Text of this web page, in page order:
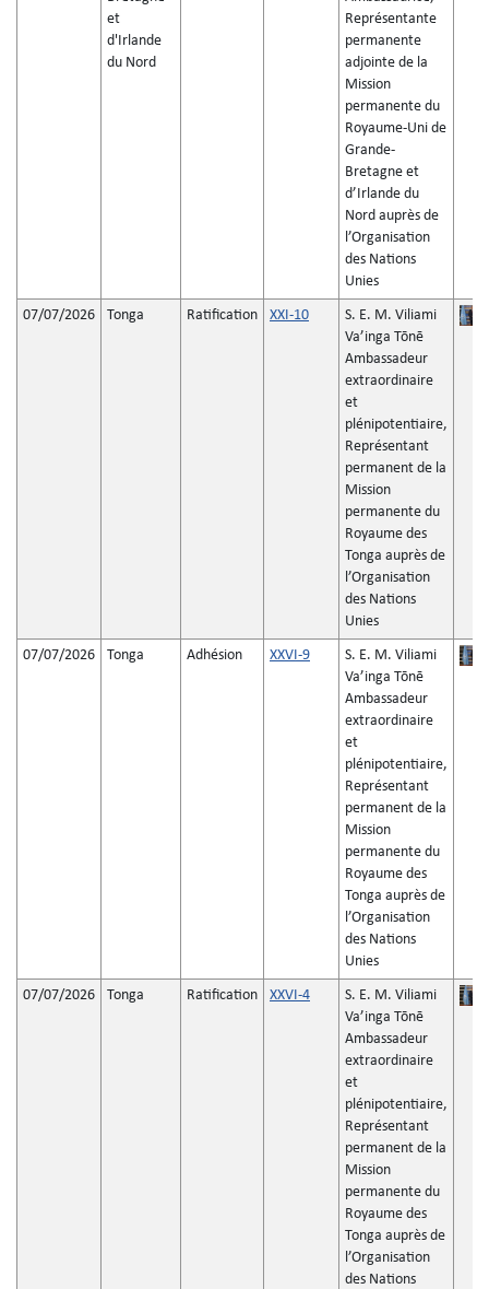
et
d'Irlande
du Nord
Représentante
permanente
adjointe de la
Mission
permanente du
Royaume-Uni de
Grande-
Bretagne et
d’Irlande du
Nord auprès de
l’Organisation
des Nations
Unies
07/07/2026 Tonga Ratification XXI-10
S. E. M. Viliami
Vaʼinga Tōnē
Ambassadeur
extraordinaire
et
plénipotentiaire,
Représentant
permanent de la
Mission
permanente du
Royaume des
Tonga auprès de
l’Organisation
des Nations
Unies
07/07/2026 Tonga Adhésion XXVI-9
S. E. M. Viliami
Vaʼinga Tōnē
Ambassadeur
extraordinaire
et
plénipotentiaire,
Représentant
permanent de la
Mission
permanente du
Royaume des
Tonga auprès de
l’Organisation
des Nations
Unies
07/07/2026 Tonga Ratification XXVI-4
S. E. M. Viliami
Vaʼinga Tōnē
Ambassadeur
extraordinaire
et
plénipotentiaire,
Représentant
permanent de la
Mission
permanente du
Royaume des
Tonga auprès de
l’Organisation
des Nations